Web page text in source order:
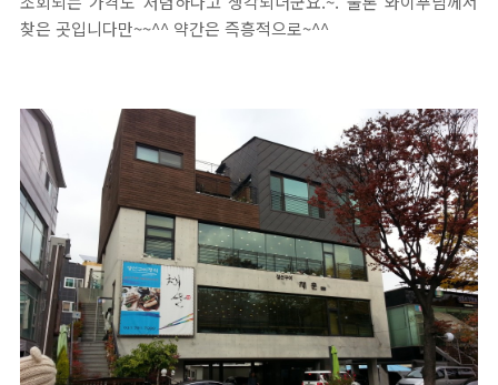
찾은 곳입니다만~~^^ 약간은 즉흥적으로~^^